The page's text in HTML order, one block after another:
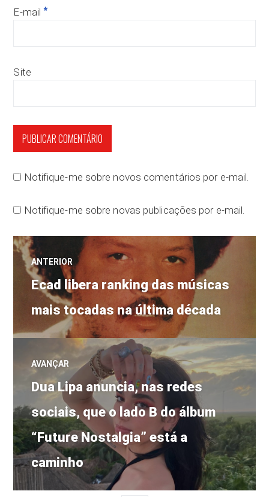
E-mail *
Site
Notifique-me sobre novos comentários por e-mail.
Notifique-me sobre novas publicações por e-mail.
Navegação
de
Post
ANTERIOR
Post
anterior:
Ecad libera ranking das músicas
mais tocadas na última década
AVANÇAR
Próximo
post:
Dua Lipa anuncia, nas redes
sociais, que o lado B do álbum
“Future Nostalgia” está a
caminho